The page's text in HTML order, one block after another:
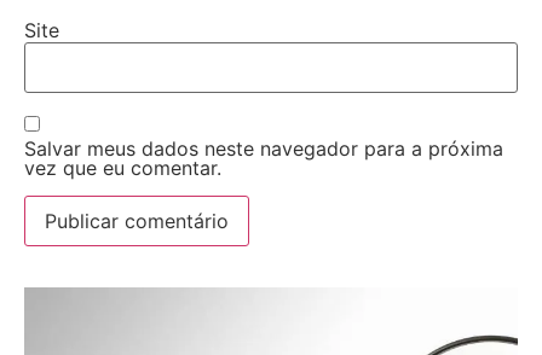
Site
Salvar meus dados neste navegador para a próxima
vez que eu comentar.